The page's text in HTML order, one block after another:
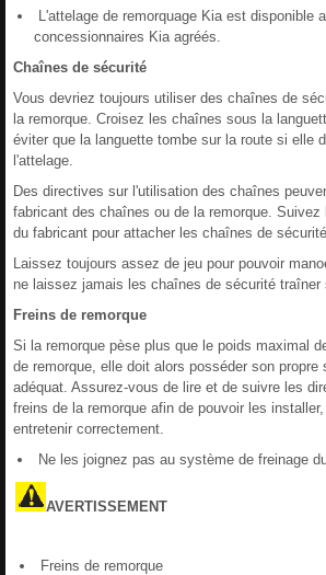
L'attelage de remorquage Kia est disponible
concessionnaires Kia agréés.
Chaînes de sécurité
Vous devriez toujours utiliser des chaînes de
la remorque. Croisez les chaînes sous la
éviter que la languette tombe sur la route si elle
l'attelage.
Des directives sur l'utilisation des chaînes
fabricant des chaînes ou de la remorque. Suivez
du fabricant pour attacher les chaînes de sécurité.
Laissez toujours assez de jeu pour pouvoir
ne laissez jamais les chaînes de sécurité traîner
Freins de remorque
Si la remorque pèse plus que le poids maximal
de remorque, elle doit alors posséder son propre
adéquat. Assurez-vous de lire et de suivre les
freins de la remorque afin de pouvoir les
entretenir correctement.
Ne les joignez pas au système de freinage
AVERTISSEMENT
Freins de remorque